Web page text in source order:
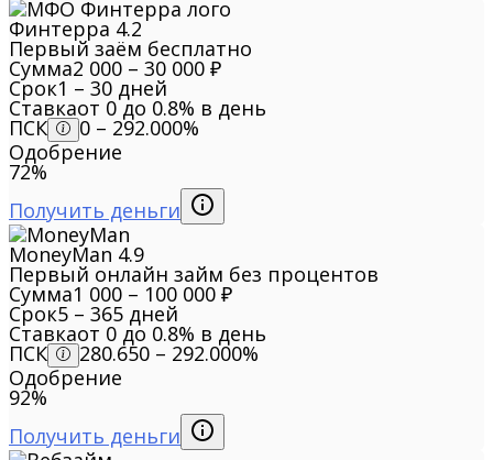
Финтерра 4.2
Первый заём бесплатно
Сумма2 000 – 30 000 ₽
Срок1 – 30 дней
Ставкаот 0 до 0.8% в день
ПСК
0 – 292.000%
Одобрение
72%
Получить деньги
MoneyMan 4.9
Первый онлайн займ без процентов
Сумма1 000 – 100 000 ₽
Срок5 – 365 дней
Ставкаот 0 до 0.8% в день
ПСК
280.650 – 292.000%
Одобрение
92%
Получить деньги